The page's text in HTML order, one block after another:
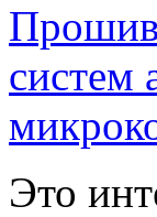
систем
Это